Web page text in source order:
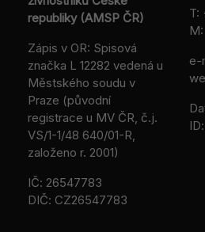
republiky (AMSP ČR)
Zápis v OR: Spisová
značka L 12282 vedená u
Městského soudu v
Praze (původní
registrace u MV ČR, č.j.
VS/1-1/48 640/01-R,
založeno r. 2001)
IČ: 26547783
DIČ: CZ26547783
T:
M:
e-